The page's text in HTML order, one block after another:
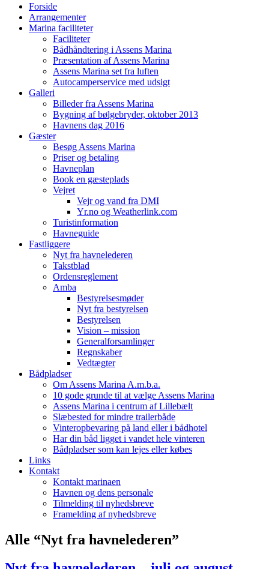
Forside
Arrangementer
Marina faciliteter
Faciliteter
Bådhåndtering i Assens Marina
Præsentation af Assens Marina
Assens Marina set fra luften
Autocamperservice med udsigt
Galleri
Billeder fra Assens Marina
Bygning af bølgebryder, oktober 2013
Havnens dag 2016
Gæster
Besøg Assens Marina
Priser og betaling
Havneplan
Book en gæsteplads
Vejret
Vejr og vand fra DMI
Yr.no og Weatherlink.com
Turistinformation
Havneguide
Fastliggere
Nyt fra havnelederen
Takstblad
Ordensreglement
Amba
Bestyrelsesmøder
Nyt fra bestyrelsen
Bestyrelsen
Vision – mission
Generalforsamlinger
Regnskaber
Vedtægter
Bådpladser
Om Assens Marina A.m.b.a.
10 gode grunde til at vælge Assens Marina
Assens Marina i centrum af Lillebælt
Slæbested for mindre trailerbåde
Vinteropbevaring på land eller i bådhotel
Har din båd ligget i vandet hele vinteren
Bådpladser som kan lejes eller købes
Links
Kontakt
Kontakt marinaen
Havnen og dens personale
Tilmelding til nyhedsbreve
Framelding af nyhedsbreve
Alle “Nyt fra havnelederen”